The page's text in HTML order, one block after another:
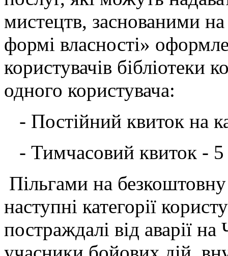
мистецтв, заснованими
формі власності»
користувачів бібліотеки
одного користувача:
- Постійний квиток на
- Тимчасовий квиток - 5
Пільгами на
наступні категорії
постраждалі від аварії